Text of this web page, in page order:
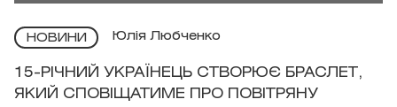
НОВИНИ Юлія Любченко
15-РІЧНИЙ УКРАЇНЕЦЬ СТВОРЮЄ БРАСЛЕТ,
ЯКИЙ СПОВІЩАТИМЕ ПРО ПОВІТРЯНУ